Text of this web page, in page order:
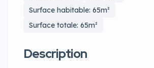
Surface habitable: 65m²
Surface totale: 65m²
Description